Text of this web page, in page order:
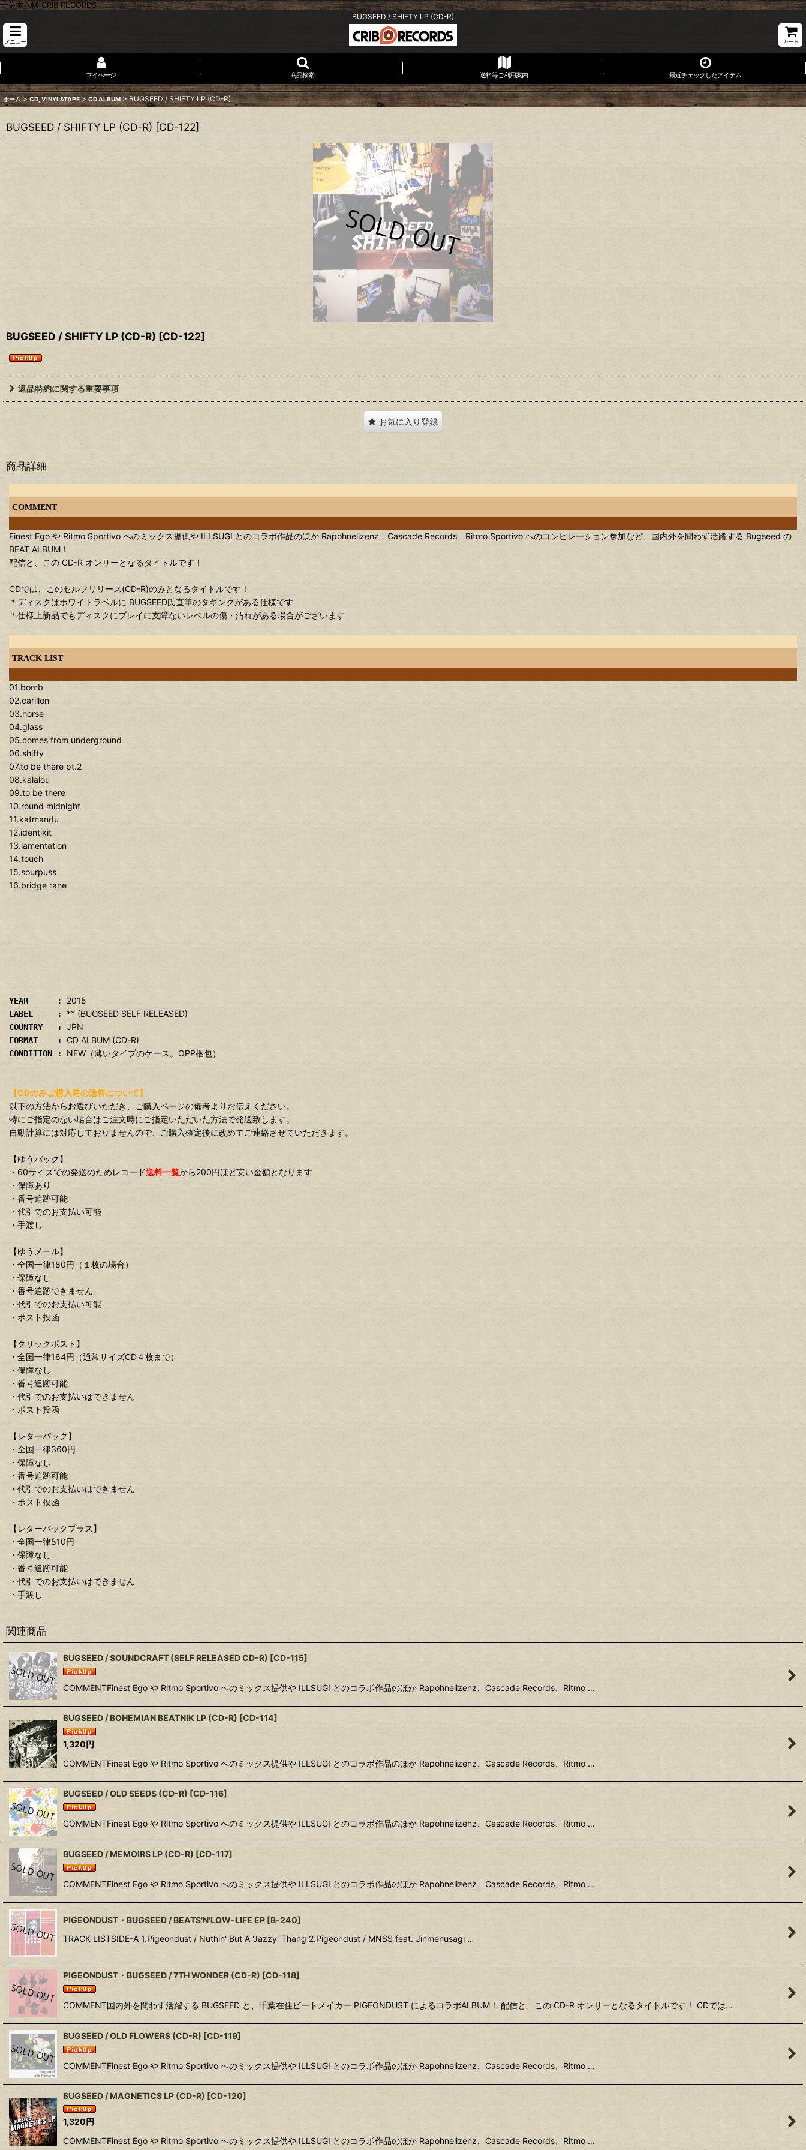
千葉本八幡 CRIB RECORDS
BUGSEED / SHIFTY LP (CD-R)
メニュー カート
マイページ 商品検索 送料等ご利用案内 最近チェックしたアイテム
ホーム > CD, VINYL&TAPE > CD ALBUM > BUGSEED / SHIFTY LP (CD-R)
BUGSEED / SHIFTY LP (CD-R) [CD-122]
BUGSEED / SHIFTY LP (CD-R) [CD-122]
返品特約に関する重要事項
お気に入り登録
商品詳細
COMMENT
Finest Ego や Ritmo Sportivo へのミックス提供や ILLSUGI とのコラボ作品のほか Rapohnelizenz、Cascade Records、Ritmo Sportivo へのコンピレーション参加など、国内外を問わず活躍する Bugseed の
BEAT ALBUM！
配信と、この CD-R オンリーとなるタイトルです！
CDでは、このセルフリリース(CD-R)のみとなるタイトルです！
＊ディスクはホワイトラベルに BUGSEED氏直筆のタギングがある仕様です
＊仕様上新品でもディスクにプレイに支障ないレベルの傷・汚れがある場合がございます
TRACK LIST
01.bomb
02.carillon
03.horse
04.glass
05.comes from underground
06.shifty
07.to be there pt.2
08.kalalou
09.to be there
10.round midnight
11.katmandu
12.identikit
13.lamentation
14.touch
15.sourpuss
16.bridge rane
YEAR : 2015
LABEL : ** (BUGSEED SELF RELEASED)
COUNTRY : JPN
FORMAT : CD ALBUM (CD-R)
CONDITION : NEW（薄いタイプのケース。OPP梱包）
【CDのみご購入時の送料について】
以下の方法からお選びいただき、ご購入ページの備考よりお伝えください。
特にご指定のない場合はご注文時にご指定いただいた方法で発送致します。
自動計算には対応しておりませんので、ご購入確定後に改めてご連絡させていただきます。
【ゆうパック】
・60サイズでの発送のためレコード送料一覧から200円ほど安い金額となります
・保障あり
・番号追跡可能
・代引でのお支払い可能
・手渡し
【ゆうメール】
・全国一律180円（１枚の場合）
・保障なし
・番号追跡できません
・代引でのお支払い可能
・ポスト投函
【クリックポスト】
・全国一律164円（通常サイズCD４枚まで）
・保障なし
・番号追跡可能
・代引でのお支払いはできません
・ポスト投函
【レターパック】
・全国一律360円
・保障なし
・番号追跡可能
・代引でのお支払いはできません
・ポスト投函
【レターパックプラス】
・全国一律510円
・保障なし
・番号追跡可能
・代引でのお支払いはできません
・手渡し
関連商品
BUGSEED / SOUNDCRAFT (SELF RELEASED CD-R) [CD-115]
COMMENTFinest Ego や Ritmo Sportivo へのミックス提供や ILLSUGI とのコラボ作品のほか Rapohnelizenz、Cascade Records、Ritmo …
BUGSEED / BOHEMIAN BEATNIK LP (CD-R) [CD-114]
1,320円
COMMENTFinest Ego や Ritmo Sportivo へのミックス提供や ILLSUGI とのコラボ作品のほか Rapohnelizenz、Cascade Records、Ritmo …
BUGSEED / OLD SEEDS (CD-R) [CD-116]
COMMENTFinest Ego や Ritmo Sportivo へのミックス提供や ILLSUGI とのコラボ作品のほか Rapohnelizenz、Cascade Records、Ritmo …
BUGSEED / MEMOIRS LP (CD-R) [CD-117]
COMMENTFinest Ego や Ritmo Sportivo へのミックス提供や ILLSUGI とのコラボ作品のほか Rapohnelizenz、Cascade Records、Ritmo …
PIGEONDUST・BUGSEED / BEATS'N'LOW-LIFE EP [B-240]
TRACK LISTSIDE-A 1.Pigeondust / Nuthin' But A 'Jazzy' Thang 2.Pigeondust / MNSS feat. Jinmenusagi …
PIGEONDUST・BUGSEED / 7TH WONDER (CD-R) [CD-118]
COMMENT国内外を問わず活躍する BUGSEED と、千葉在住ビートメイカー PIGEONDUST によるコラボALBUM！ 配信と、この CD-R オンリーとなるタイトルです！ CDでは…
BUGSEED / OLD FLOWERS (CD-R) [CD-119]
COMMENTFinest Ego や Ritmo Sportivo へのミックス提供や ILLSUGI とのコラボ作品のほか Rapohnelizenz、Cascade Records、Ritmo …
BUGSEED / MAGNETICS LP (CD-R) [CD-120]
1,320円
COMMENTFinest Ego や Ritmo Sportivo へのミックス提供や ILLSUGI とのコラボ作品のほか Rapohnelizenz、Cascade Records、Ritmo …